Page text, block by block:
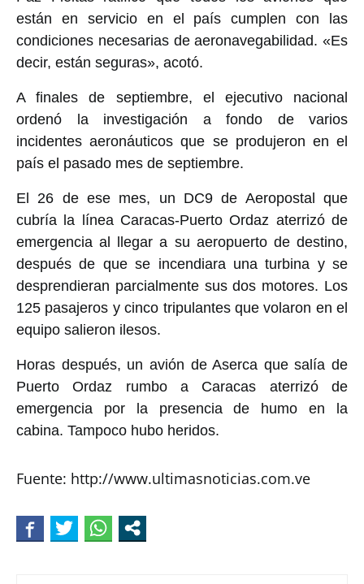
están en servicio en el país cumplen con las
condiciones necesarias de aeronavegabilidad. «Es
decir, están seguras», acotó.
A finales de septiembre, el ejecutivo nacional
ordenó la investigación a fondo de varios
incidentes aeronáuticos que se produjeron en el
país el pasado mes de septiembre.
El 26 de ese mes, un DC9 de Aeropostal
que
cubría la línea Caracas-Puerto Ordaz aterrizó de
emergencia al llegar a su aeropuerto de destino,
después de que se incendiara una turbina y se
desprendieran parcialmente sus dos motores. Los
125 pasajeros y cinco tripulantes que volaron en el
equipo salieron ilesos.
Horas después, un avión de Aserca que salía de
Puerto Ordaz rumbo a Caracas aterrizó de
emergencia por la presencia de humo en la
cabina. Tampoco hubo heridos.
Fuente: http://www.ultimasnoticias.com.ve